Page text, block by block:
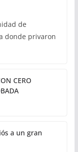
de
donde privaron
CERO
a un gran